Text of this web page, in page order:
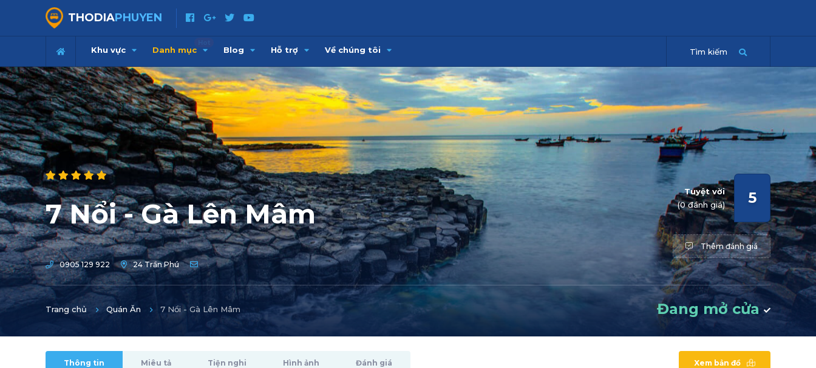
THODIAPHUYEN
Tìm kiếm
Khu vực Danh mục Blog Hỗ trợ Về chúng tôi
7 Nổi - Gà Lên Mâm
0905 129 922 24 Trần Phú
Tuyệt vời
(0 đánh giá)
5
Thêm đánh giá
Trang chủ Quán Ăn 7 Nổi - Gà Lên Mâm Đang mở cửa
Thông tin Miêu tả Tiện nghi Hình ảnh Đánh giá Xem bản đồ